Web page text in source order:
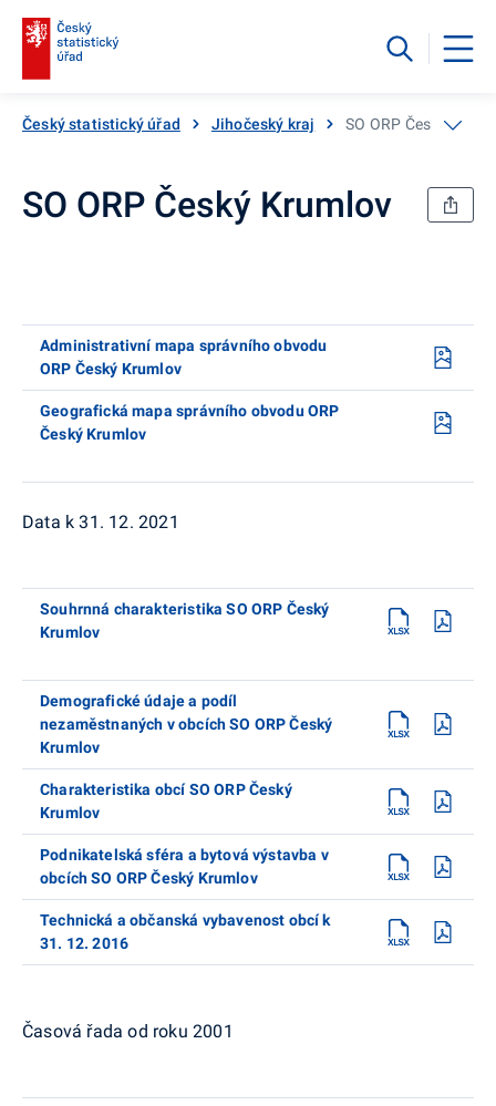
Český statistický úřad Jihočeský kraj SO ORP Český
SO ORP Český Krumlov
Administrativní mapa správního obvodu
ORP Český Krumlov
Geografická mapa správního obvodu ORP
Český Krumlov
Data k 31. 12. 2021
Souhrnná charakteristika SO ORP Český
Krumlov
Demografické údaje a podíl
nezaměstnaných v obcích SO ORP Český
Krumlov
Charakteristika obcí SO ORP Český
Krumlov
Podnikatelská sféra a bytová výstavba v
obcích SO ORP Český Krumlov
Technická a občanská vybavenost obcí k
31. 12. 2016
Časová řada od roku 2001